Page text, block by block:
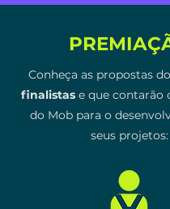
Conheça as propostas
finalistas e que contarão
do Mob para o
seus projetos: